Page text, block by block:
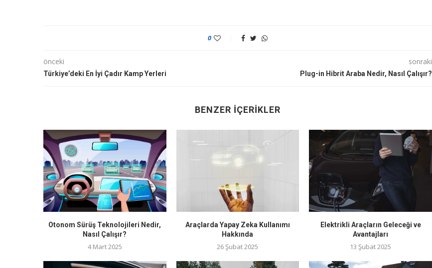
0
önceki
Türkiye’deki En İyi Çadır Kamp Yerleri
sonraki
Plug-in Hibrit Araba Nedir, Nasıl Çalışır?
BENZER İÇERIKLER
Otonom Sürüş Teknolojileri Nedir,
Nasıl Çalışır?
4 Mart 2025
Araçlarda Yapay Zeka Kullanımı
Hakkında
26 Şubat 2025
Elektrikli Araçların Geleceği ve
Avantajları
13 Şubat 2025